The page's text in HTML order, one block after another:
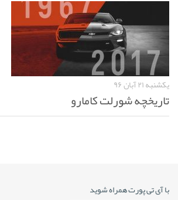
یکشنبه ۲۱ آبان ۹۶
تاریخچه شورلت کامارو
با آی تی پورت همراه شوید